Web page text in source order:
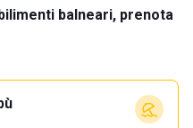
balneari, prenota